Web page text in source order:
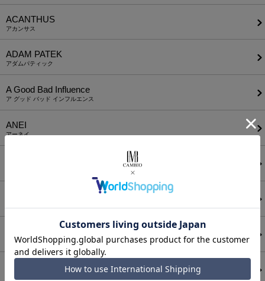
ACANTHUS
アカンサス
ADAM PATEK
アダムパティック
A Good Bad Influence
ア グッド バッド インフルエンス
ANEI
アーネイ
アンゲネーム
ATTACHMENT